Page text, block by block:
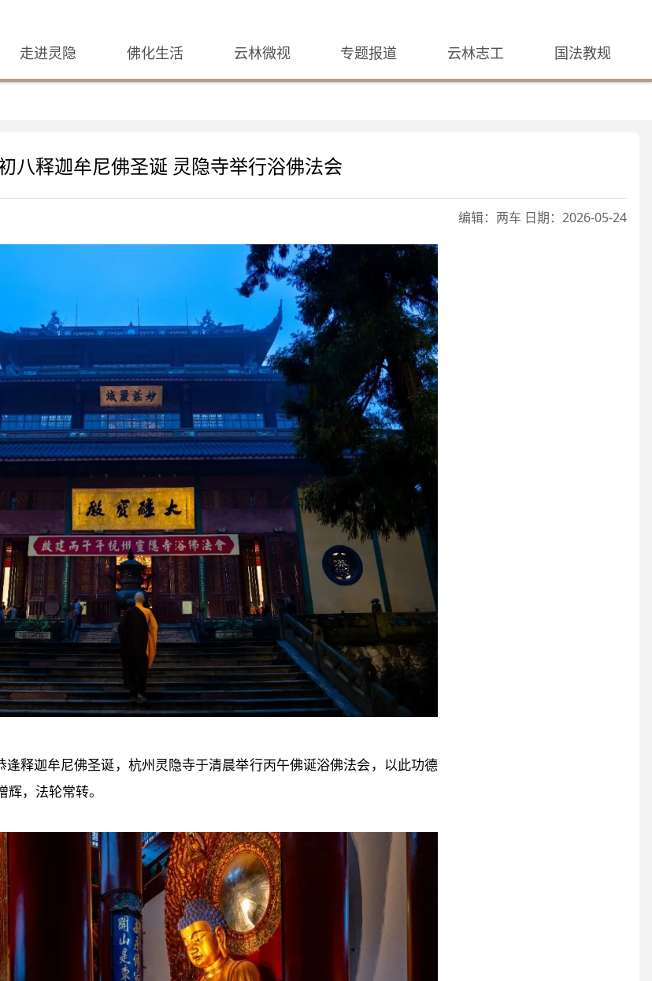
走进灵隐 佛化生活 云林微视 专题报道 云林志工 国法教规
八释迦牟尼佛圣诞 灵隐寺举行浴佛法会​
编辑：两车 日期：2026-05-24
释迦牟尼佛圣诞，杭州灵隐寺于清晨举行丙午佛诞浴佛法会，以此功德
，法轮常转。